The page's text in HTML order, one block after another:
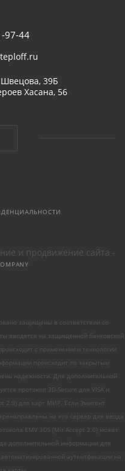
97-44
39Б
Хасана, 56
и продвижение сайта -
защищены в соответствии со
вводятся на защищенной банковской
с применением технологии
происходит по закрытым
надежности. Для дополнительной
протокол 3D-Secure для VISA и
2.0) для карт МИР. Если Эмитент
на его сервер для ввода
EMV 3DS (Mir Accept 2.0) может
дополнительной информации для
аутентфикации на